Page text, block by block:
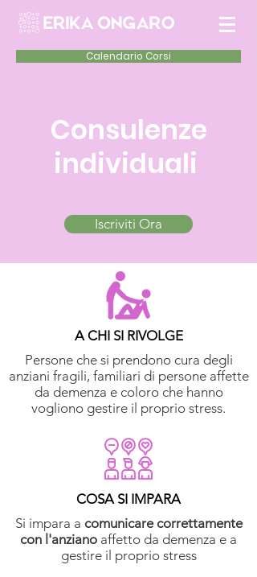
Calendario Corsi
Consulenze
individuali
Iscriviti Ora
A CHI SI RIVOLGE
Persone che si prendono cura degli
anziani fragili, familiari di persone affette
da demenza e coloro che hanno
vogliono gestire il proprio stress.
COSA SI IMPARA
Si impara a comunicare correttamente
con l'anziano affetto da demenza e a
gestire il proprio stress